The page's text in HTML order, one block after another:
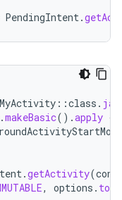
PendingIntent .
MyActivity ::class .
.makeBasic().apply {
.getActivity(
, options .